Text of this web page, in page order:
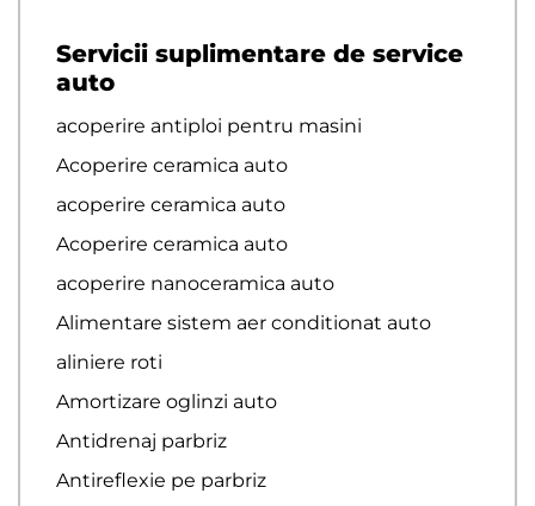
Servicii suplimentare de service
auto
acoperire antiploi pentru masini
Acoperire ceramica auto
acoperire ceramica auto
Acoperire ceramica auto
acoperire nanoceramica auto
Alimentare sistem aer conditionat auto
aliniere roti
Amortizare oglinzi auto
Antidrenaj parbriz
Antireflexie pe parbriz